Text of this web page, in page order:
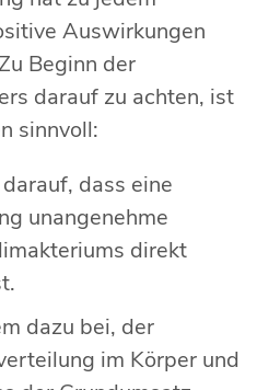
Auswirkungen
Beginn der
darauf zu achten, ist
sinnvoll:
dass eine
unangenehme
direkt
dazu bei, der
im Körper und